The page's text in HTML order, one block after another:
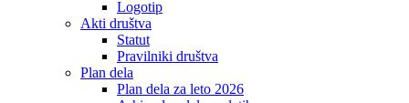
Logotip
Akti društva
Statut
Pravilniki društva
Plan dela
Plan dela za leto 2026